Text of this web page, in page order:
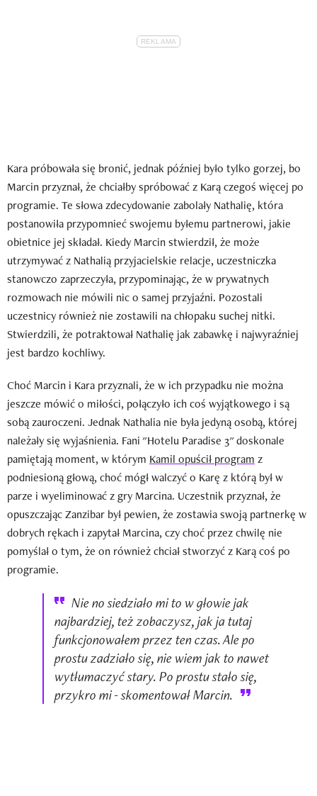
Kara próbowała się bronić, jednak później było tylko gorzej, bo
Marcin przyznał, że chciałby spróbować z Karą czegoś więcej po
programie. Te słowa zdecydowanie zabolały Nathalię, która
postanowiła przypomnieć swojemu byłemu partnerowi, jakie
obietnice jej składał. Kiedy Marcin stwierdził, że może
utrzymywać z Nathalią przyjacielskie relacje, uczestniczka
stanowczo zaprzeczyła, przypominając, że w prywatnych
rozmowach nie mówili nic o samej przyjaźni. Pozostali
uczestnicy również nie zostawili na chłopaku suchej nitki.
Stwierdzili, że potraktował Nathalię jak zabawkę i najwyraźniej
jest bardzo kochliwy.
Choć Marcin i Kara przyznali, że w ich przypadku nie można
jeszcze mówić o miłości, połączyło ich coś wyjątkowego i są
sobą zauroczeni. Jednak Nathalia nie była jedyną osobą, której
należały się wyjaśnienia. Fani "Hotelu Paradise 3" doskonale
pamiętają moment, w którym Kamil opuścił program z
podniesioną głową, choć mógł walczyć o Karę z którą był w
parze i wyeliminować z gry Marcina. Uczestnik przyznał, że
opuszczając Zanzibar był pewien, że zostawia swoją partnerkę w
dobrych rękach i zapytał Marcina, czy choć przez chwilę nie
pomyślał o tym, że on również chciał stworzyć z Karą coś po
programie.
Nie no siedziało mi to w głowie jak
najbardziej, też zobaczysz, jak ja tutaj
funkcjonowałem przez ten czas. Ale po
prostu zadziało się, nie wiem jak to nawet
wytłumaczyć stary. Po prostu stało się,
przykro mi - skomentował Marcin.